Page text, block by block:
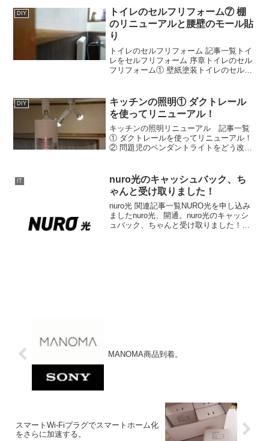
DIY
トイレのセルフリフォーム⑦ 棚
のリニューアルと腰壁のモール貼
り
トイレのセルフリフォーム 記事一覧トイ
レをセルフリフォーム 序章トイレのセル
フリフォーム① 壁紙塗装トイレのセルフ
腰壁貼りトイレのセルフリフォーム④ 便
器を戻しウォ...
DIY
キッチンの照明① ダクトレール
を使ってリニューアル！
キッチンの照明リニューアル 記事一覧
① ダクトレールを使ってリニューアル！
② 問題児のペンダントライトをどう改善
ダウンライト調にキッチンの照明を掃除
して綺麗にしようと思...
IT
nuro光のキャッシュバック、ち
ゃんと受け取りました！
nuro光 関連記事一覧NURO光を申し込み
ましたnuro光、開通。nuro光のキャッシ
ュバック、ちゃんと受け取りました！
MANOMA商品到着。
スマートWi-Fiプラグでスマートホーム化
をさらに加速する。